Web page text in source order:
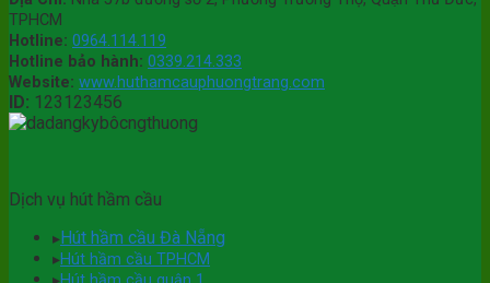
Bảng
❤️
Giá
❤️
TPHCM
Hotline: 0964.114.119
Hotline bảo hành: 0339.214.333
Website: www.huthamcauphuongtrang.com
ID: 123123456
Dịch vụ hút hầm cầu
▸Hút hầm cầu Đà Nẵng
▸Hút hầm cầu TPHCM